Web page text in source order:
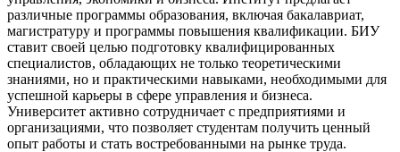
различные программы образования, включая бакалавриат,
магистратуру и программы повышения квалификации. БИУ
ставит своей целью подготовку квалифицированных
специалистов, обладающих не только теоретическими
знаниями, но и практическими навыками, необходимыми для
успешной карьеры в сфере управления и бизнеса.
Университет активно сотрудничает с предприятиями и
организациями, что позволяет студентам получить ценный
опыт работы и стать востребованными на рынке труда.